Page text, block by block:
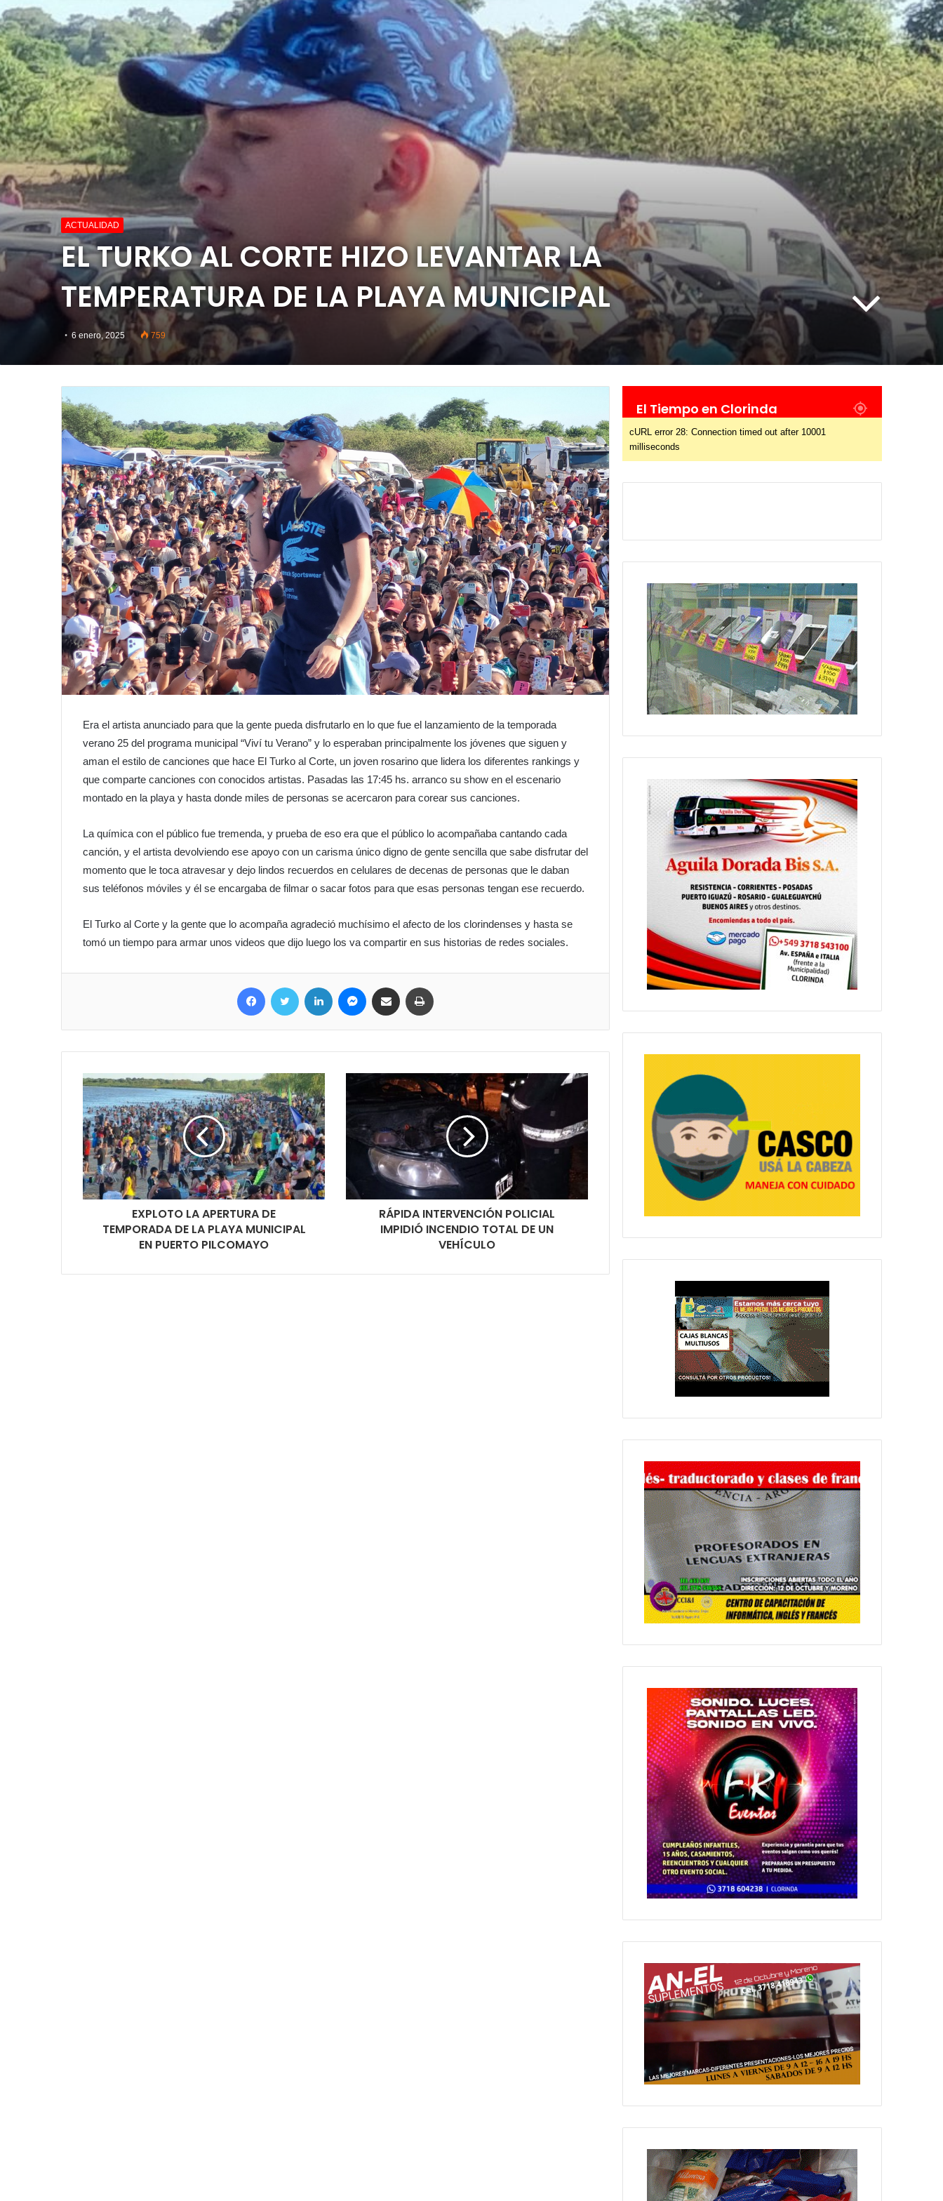
ACTUALIDAD
EL TURKO AL CORTE HIZO LEVANTAR LA
TEMPERATURA DE LA PLAYA MUNICIPAL
6 enero, 2025 759
Era el artista anunciado para que la gente pueda disfrutarlo en lo que fue el lanzamiento de la temporada
verano 25 del programa municipal “Viví tu Verano” y lo esperaban principalmente los jóvenes que siguen y
aman el estilo de canciones que hace El Turko al Corte, un joven rosarino que lidera los diferentes rankings y
que comparte canciones con conocidos artistas. Pasadas las 17:45 hs. arranco su show en el escenario
montado en la playa y hasta donde miles de personas se acercaron para corear sus canciones.
La química con el público fue tremenda, y prueba de eso era que el público lo acompañaba cantando cada
canción, y el artista devolviendo ese apoyo con un carisma único digno de gente sencilla que sabe disfrutar del
momento que le toca atravesar y dejo lindos recuerdos en celulares de decenas de personas que le daban
sus teléfonos móviles y él se encargaba de filmar o sacar fotos para que esas personas tengan ese recuerdo.
El Turko al Corte y la gente que lo acompaña agradeció muchísimo el afecto de los clorindenses y hasta se
tomó un tiempo para armar unos videos que dijo luego los va compartir en sus historias de redes sociales.
EXPLOTO LA APERTURA DE
TEMPORADA DE LA PLAYA MUNICIPAL
EN PUERTO PILCOMAYO
RÁPIDA INTERVENCIÓN POLICIAL
IMPIDIÓ INCENDIO TOTAL DE UN
VEHÍCULO
El Tiempo en Clorinda
cURL error 28: Connection timed out after 10001
milliseconds